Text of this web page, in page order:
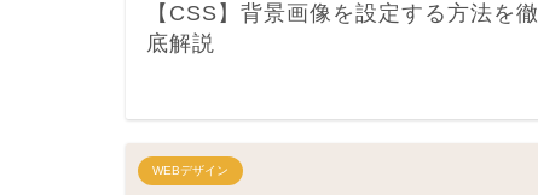
【CSS】背景画像を設定する方法を徹
底解説
WEBデザイン